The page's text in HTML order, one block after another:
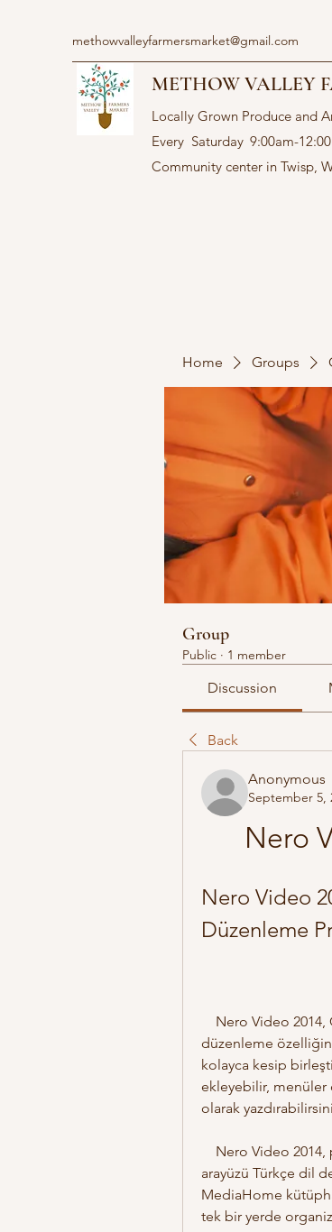
methowvalleyfarmersmarket@gmail.com
METHOW VALLEY
Locally Grown Produce and
Every Saturday 9:00am-
Community center in Twisp,
Home Groups
Group
Public · 1 member
Discussion
Back
Anonymous
September 5,
Nero
Nero Video
Düzenleme
düzenleme özelliğini
kolayca kesip
ekleyebilir,
olarak
arayüzü Türkçe dil
MediaHome
tek bir yerde